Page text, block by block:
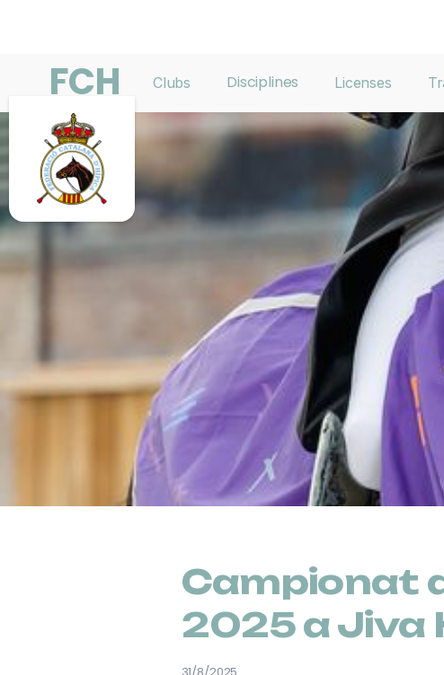
FCH Clubs Disciplines Licenses
Campionat
2025 a Jiva